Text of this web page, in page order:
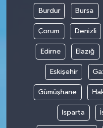
Burdur Bursa
Çorum Denizli
Edirne Elazığ
Eskişehir
Gümüşhane
Isparta